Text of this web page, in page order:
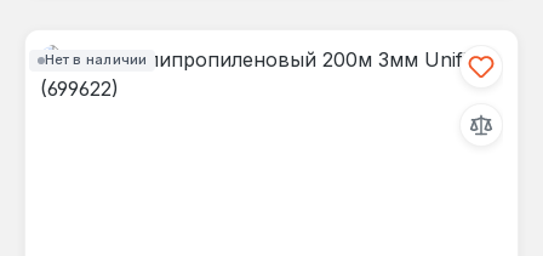
Нет в наличии